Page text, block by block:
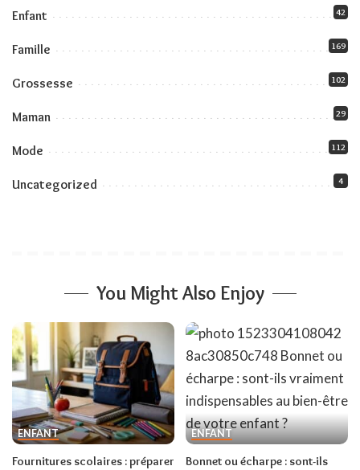
Enfant 42
Famille 169
Grossesse 102
Maman 29
Mode 112
Uncategorized 4
You Might Also Enjoy
ENFANT
Fournitures scolaires : préparer
ENFANT
Bonnet ou écharpe : sont-ils